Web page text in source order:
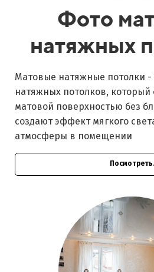
Фото
натяжных
Матовые натяжные потолки -
натяжных потолков, который
матовой поверхностью без
создают эффект мягкого
атмосферы в помещении